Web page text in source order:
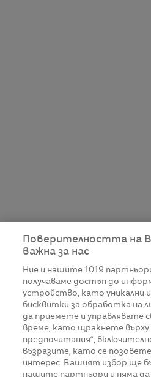
Поверителността на
важна за нас
Ние и нашите 1019
получаваме достъп до
устройство, като уникални
бисквитки за обработка на
да приемете и управлявате
време, като щракнете върху
предпочитания“,
възразите, като се
интерес. Вашият избор ще
нашите партньори и няма да